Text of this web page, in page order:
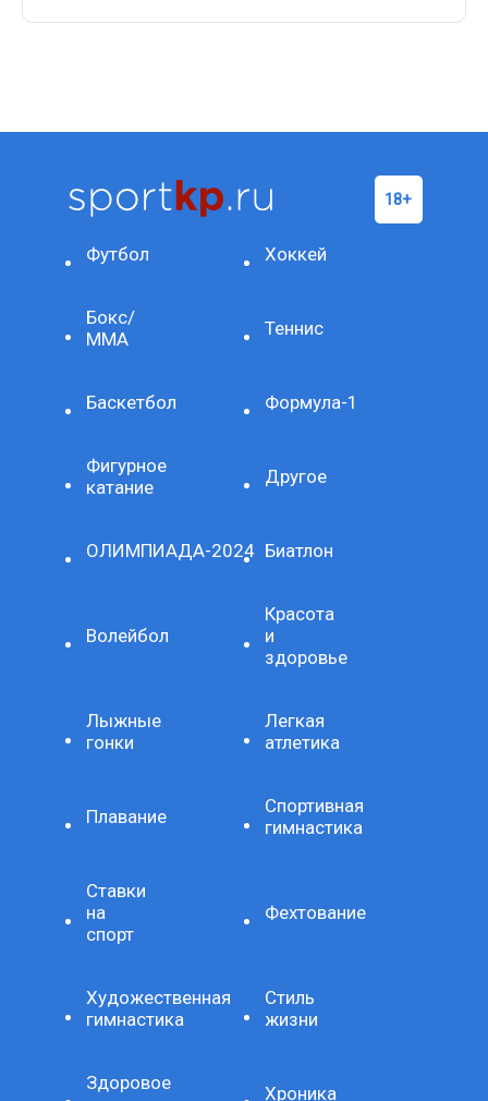
Футбол Хоккей
Бокс/
ММА
Теннис
Баскетбол Формула-1
Фигурное
катание
Другое
ОЛИМПИАДА-2024 Биатлон
Волейбол
Красота
и
здоровье
Лыжные
гонки
Легкая
атлетика
Плавание
Спортивная
гимнастика
Ставки
на
спорт
Фехтование
Художественная
гимнастика
Стиль
жизни
Здоровое
Хроника